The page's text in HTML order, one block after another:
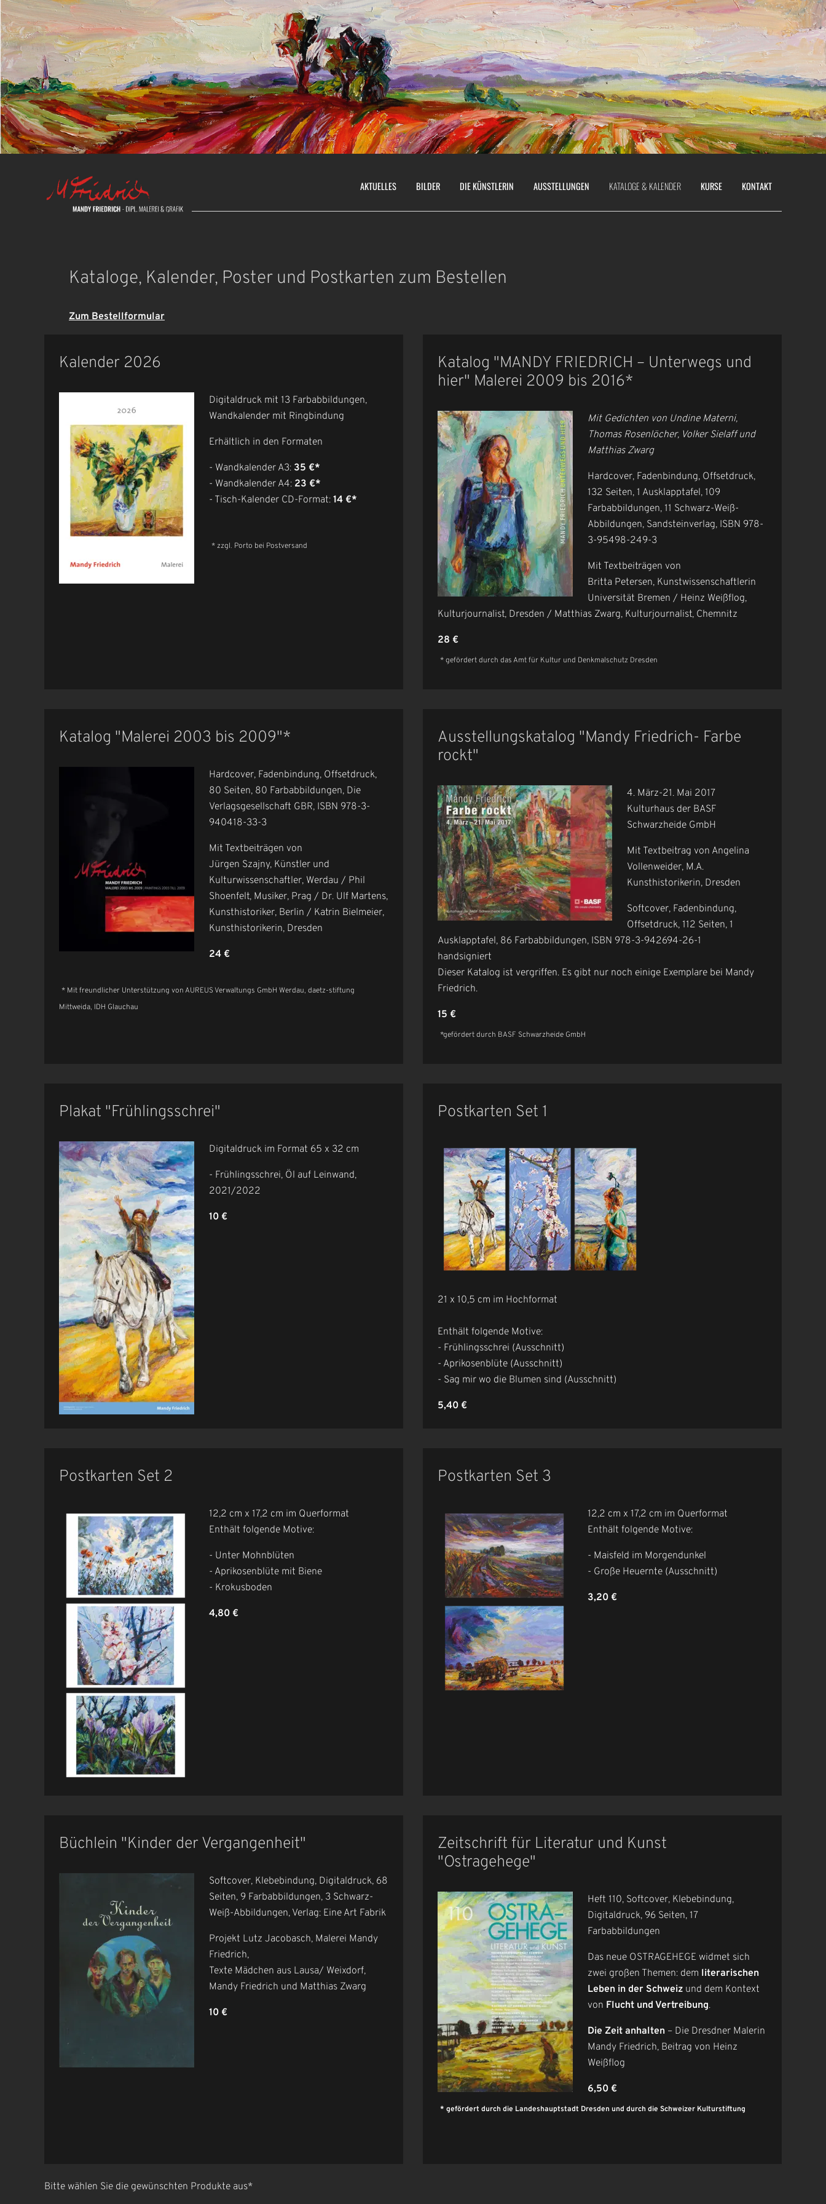
AKTUELLES BILDER DIE KÜNSTLERIN AUSSTELLUNGEN KATALOGE & KALENDER KURSE KONTAKT
Kataloge, Kalender, Poster und Postkarten zum Bestellen
Zum Bestellformular
Kalender 2026
Digitaldruck mit 13 Farbabbildungen,
Wandkalender mit Ringbindung
Erhältlich in den Formaten
- Wandkalender A3: 35 €*
- Wandkalender A4: 23 €*
- Tisch-Kalender CD-Format: 14 €*
* zzgl. Porto bei Postversand
Katalog "MANDY FRIEDRICH – Unterwegs und
hier" Malerei 2009 bis 2016*
Mit Gedichten von Undine Materni,
Thomas Rosenlöcher, Volker Sielaff und
Matthias Zwarg
Hardcover, Fadenbindung, Offsetdruck,
132 Seiten, 1 Ausklapptafel, 109
Farbabbildungen, 11 Schwarz-Weiß-
Abbildungen, Sandsteinverlag, ISBN 978-
3-95498-249-3
Mit Textbeiträgen von
Britta Petersen, Kunstwissenschaftlerin
Universität Bremen / Heinz Weißflog,
Kulturjournalist, Dresden / Matthias Zwarg, Kulturjournalist, Chemnitz
28 €
* gefördert durch das Amt für Kultur und Denkmalschutz Dresden
Katalog "Malerei 2003 bis 2009"*
Hardcover, Fadenbindung, Offsetdruck,
80 Seiten, 80 Farbabbildungen, Die
Verlagsgesellschaft GBR, ISBN 978-3-
940418-33-3
Mit Textbeiträgen von
Jürgen Szajny, Künstler und
Kulturwissenschaftler, Werdau / Phil
Shoenfelt, Musiker, Prag / Dr. Ulf Martens,
Kunsthistoriker, Berlin / Katrin Bielmeier,
Kunsthistorikerin, Dresden
24 €
* Mit freundlicher Unterstützung von AUREUS Verwaltungs GmbH Werdau, daetz-stiftung
Mittweida, IDH Glauchau
Ausstellungskatalog "Mandy Friedrich- Farbe
rockt"
4. März-21. Mai 2017
Kulturhaus der BASF
Schwarzheide GmbH
Mit Textbeitrag von Angelina
Vollenweider, M.A.
Kunsthistorikerin, Dresden
Softcover, Fadenbindung,
Offsetdruck, 112 Seiten, 1
Ausklapptafel, 86 Farbabbildungen, ISBN 978-3-942694-26-1
handsigniert
Dieser Katalog ist vergriffen. Es gibt nur noch einige Exemplare bei Mandy
Friedrich.
15 €
*gefördert durch BASF Schwarzheide GmbH
Plakat "Frühlingsschrei"
Digitaldruck im Format 65 x 32 cm
- Frühlingsschrei, Öl auf Leinwand,
2021/2022
10 €
Postkarten Set 1
21 x 10,5 cm im Hochformat
Enthält folgende Motive:
- Frühlingsschrei (Ausschnitt)
- Aprikosenblüte (Ausschnitt)
- Sag mir wo die Blumen sind (Ausschnitt)
5,40 €
Postkarten Set 2
12,2 cm x 17,2 cm im Querformat
Enthält folgende Motive:
- Unter Mohnblüten
- Aprikosenblüte mit Biene
- Krokusboden
4,80 €
Postkarten Set 3
12,2 cm x 17,2 cm im Querformat
Enthält folgende Motive:
- Maisfeld im Morgendunkel
- Große Heuernte (Ausschnitt)
3,20 €
Büchlein "Kinder der Vergangenheit"
Softcover, Klebebindung, Digitaldruck, 68
Seiten, 9 Farbabbildungen, 3 Schwarz-
Weiß-Abbildungen, Verlag: Eine Art Fabrik
Projekt Lutz Jacobasch, Malerei Mandy
Friedrich,
Texte Mädchen aus Lausa/ Weixdorf,
Mandy Friedrich und Matthias Zwarg
10 €
Zeitschrift für Literatur und Kunst
"Ostragehege"
Heft 110, Softcover, Klebebindung,
Digitaldruck, 96 Seiten, 17
Farbabbildungen
Das neue OSTRAGEHEGE widmet sich
zwei großen Themen: dem literarischen
Leben in der Schweiz und dem Kontext
von Flucht und Vertreibung.
Die Zeit anhalten – Die Dresdner Malerin
Mandy Friedrich, Beitrag von Heinz
Weißflog
6,50 €
* gefördert durch die Landeshauptstadt Dresden und durch die Schweizer Kulturstiftung
Bitte wählen Sie die gewünschten Produkte aus*